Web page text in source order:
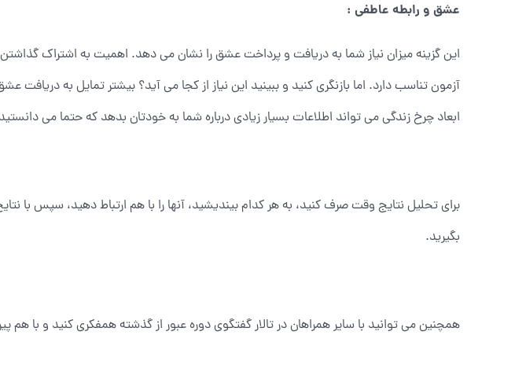
عشق و رابطه عاطفی :
این گزینه میزان نیاز شما به دریافت و پرداخت عشق را نشان می دهد. اهمیت به اشتراک
آزمون تناسب دارد. اما بازنگری کنید و ببینید این نیاز از کجا می آید؟ بیشتر تمایل به دریافت
ابعاد چرخ زندگی می تواند اطلاعات بسیار زیادی درباره شما به خودتان بدهد که حتما می
برای تحلیل نتایج وقت صرف کنید، به هر کدام بیندیشید، آنها را با هم ارتباط دهید، سپس با
بگیرید.
همچنین می توانید با سایر همراهان در تالار گفتگوی دوره عبور از گذشته همفکری کنید و با